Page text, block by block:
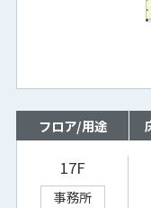
フロア/用途
17F
事務所